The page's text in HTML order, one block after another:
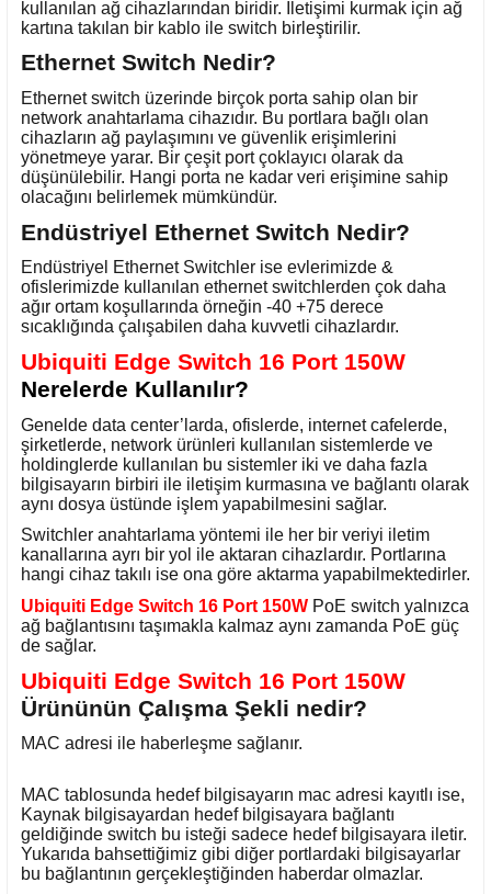
kullanılan ağ cihazlarından biridir. İletişimi kurmak için ağ
kartına takılan bir kablo ile switch birleştirilir.
Ethernet Switch Nedir?
Ethernet switch üzerinde birçok porta sahip olan bir
network anahtarlama cihazıdır. Bu portlara bağlı olan
cihazların ağ paylaşımını ve güvenlik erişimlerini
yönetmeye yarar. Bir çeşit port çoklayıcı olarak da
düşünülebilir. Hangi porta ne kadar veri erişimine sahip
olacağını belirlemek mümkündür.
Endüstriyel Ethernet Switch Nedir?
Endüstriyel Ethernet Switchler ise evlerimizde &
ofislerimizde kullanılan ethernet switchlerden çok daha
ağır ortam koşullarında örneğin -40 +75 derece
sıcaklığında çalışabilen daha kuvvetli cihazlardır.
Ubiquiti Edge Switch 16 Port 150W
Nerelerde Kullanılır?
Genelde data center’larda, ofislerde, internet cafelerde,
şirketlerde, network ürünleri kullanılan sistemlerde ve
holdinglerde kullanılan bu sistemler iki ve daha fazla
bilgisayarın birbiri ile iletişim kurmasına ve bağlantı olarak
aynı dosya üstünde işlem yapabilmesini sağlar.
Switchler anahtarlama yöntemi ile her bir veriyi iletim
kanallarına ayrı bir yol ile aktaran cihazlardır. Portlarına
hangi cihaz takılı ise ona göre aktarma yapabilmektedirler.
Ubiquiti Edge Switch 16 Port 150W PoE switch yalnızca
ağ bağlantısını taşımakla kalmaz aynı zamanda PoE güç
de sağlar.
Ubiquiti Edge Switch 16 Port 150W
Ürününün Çalışma Şekli nedir?
MAC adresi ile haberleşme sağlanır.
MAC tablosunda hedef bilgisayarın mac adresi kayıtlı ise,
Kaynak bilgisayardan hedef bilgisayara bağlantı
geldiğinde switch bu isteği sadece hedef bilgisayara iletir.
Yukarıda bahsettiğimiz gibi diğer portlardaki bilgisayarlar
bu bağlantının gerçekleştiğinden haberdar olmazlar.